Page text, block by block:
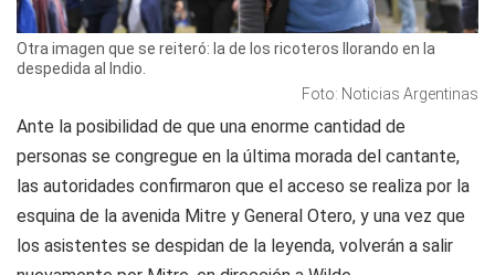
Otra imagen que se reiteró: la de los ricoteros llorando en la
despedida al Indio.
Foto: Noticias Argentinas
Ante la posibilidad de que una enorme cantidad de
personas se congregue en la última morada del cantante,
las autoridades confirmaron que el acceso se realiza por la
esquina de la avenida Mitre y General Otero, y una vez que
los asistentes se despidan de la leyenda, volverán a salir